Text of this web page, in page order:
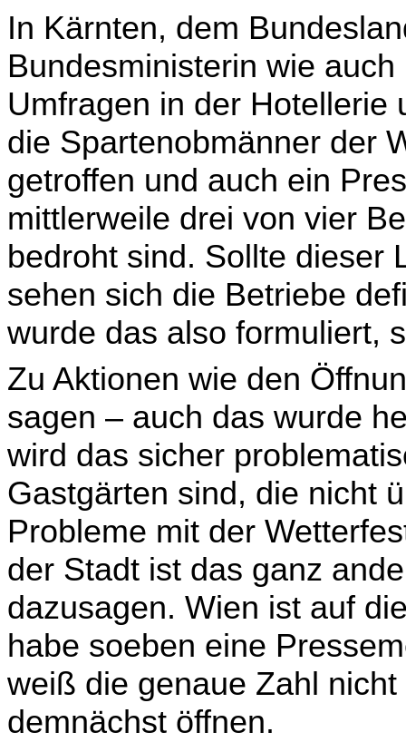
In Kärnten, dem
Bundesministerin wie
Umfragen in der Hotellerie
die Sparten­obmänner der
getroffen und auch ein
mittlerweile drei von vier
bedroht sind. Sollte dieser
sehen sich die Betriebe
wurde das also formuliert,
Zu Aktionen wie den
sagen – auch das wurde
wird das sicher
Gastgärten sind, die nicht
Probleme mit der
der Stadt ist das ganz
dazusagen. Wien ist auf
habe soeben eine
weiß die genaue Zahl
demnächst öffnen.